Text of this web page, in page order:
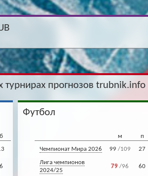
турнирах прогнозов trubnik.info
б
6
Футбол
м п
Чемпионат Мира 2026
99/109 27
Лига чемпионов
2024/25
79 /96 60